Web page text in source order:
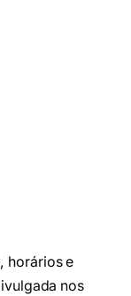
horários e
nos